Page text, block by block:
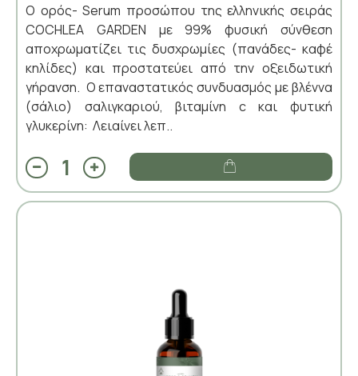
Ο ορός- Serum προσώπου της ελληνικής σειράς
COCHLEA GARDEN με 99% φυσική σύνθεση
αποχρωματίζει τις δυσχρωμίες (πανάδες- καφέ
κηλίδες) και προστατεύει από την οξειδωτική
γήρανση. Ο επαναστατικός συνδυασμός με βλέννα
(σάλιο) σαλιγκαριού, βιταμίνη c και φυτική
γλυκερίνη: Λειαίνει λεπ..